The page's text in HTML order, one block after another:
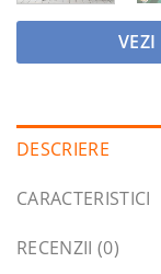
DESCRIERE
CARACTERISTICI
RECENZII (0)